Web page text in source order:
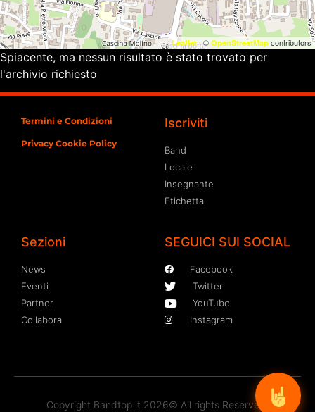
Leaflet| © OpenStreetMap contributors
Spiacente, ma nessun risultato è stato trovato per
l'archivio richiesto
Termini e Condizioni
Privacy Cookie Policy
Iscriviti
Band
Locale
Insegnante
Etichetta
Sezioni
News
Eventi
Partner
Collabora
SEGUICI SUI SOCIAL
Facebook
Twitter
YouTube
Instagram
Copyright Bandtop.it 2026© All rights Reserved.